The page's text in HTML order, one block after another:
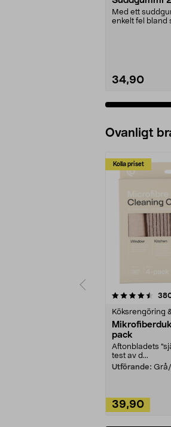
Med ett
enkelt fel bland
34,90
Ovanligt
Kolla priset
Köksrengöring
pack
Aftonbladets
test av d...
Utförande:
39,90
4.0av